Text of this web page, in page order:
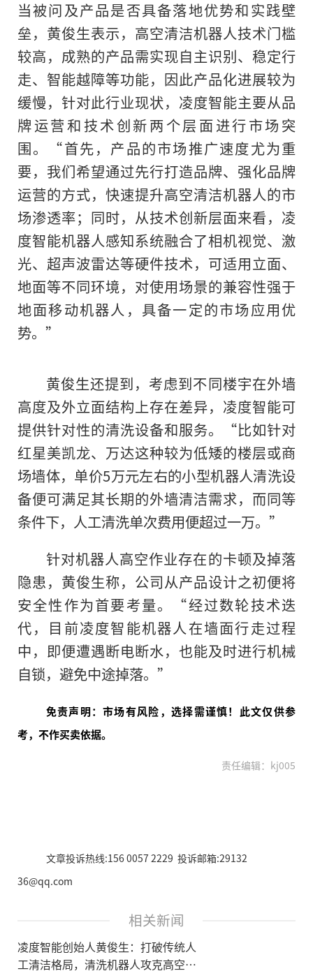
当被问及产品是否具备落地优势和实践壁
垒，黄俊生表示，高空清洁机器人技术门槛
较高，成熟的产品需实现自主识别、稳定行
走、智能越障等功能，因此产品化进展较为
缓慢，针对此行业现状，凌度智能主要从品
牌运营和技术创新两个层面进行市场突
围。“首先，产品的市场推广速度尤为重
要，我们希望通过先行打造品牌、强化品牌
运营的方式，快速提升高空清洁机器人的市
场渗透率；同时，从技术创新层面来看，凌
度智能机器人感知系统融合了相机视觉、激
光、超声波雷达等硬件技术，可适用立面、
地面等不同环境，对使用场景的兼容性强于
地面移动机器人，具备一定的市场应用优
势。”
黄俊生还提到，考虑到不同楼宇在外墙
高度及外立面结构上存在差异，凌度智能可
提供针对性的清洗设备和服务。“比如针对
红星美凯龙、万达这种较为低矮的楼层或商
场墙体，单价5万元左右的小型机器人清洗设
备便可满足其长期的外墙清洁需求，而同等
条件下，人工清洗单次费用便超过一万。”
针对机器人高空作业存在的卡顿及掉落
隐患，黄俊生称，公司从产品设计之初便将
安全性作为首要考量。“经过数轮技术迭
代，目前凌度智能机器人在墙面行走过程
中，即便遭遇断电断水，也能及时进行机械
自锁，避免中途掉落。”
免责声明：市场有风险，选择需谨慎！此文仅供参
考，不作买卖依据。
责任编辑：kj005
文章投诉热线:156 0057 2229 投诉邮箱:29132
36@qq.com
相关新闻
凌度智能创始人黄俊生：打破传统人
工清洁格局，清洗机器人攻克高空外